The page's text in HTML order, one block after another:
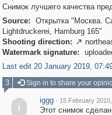
Снимок лучшего качества
Source:
Открытка "Москва.
Lightdruckerei, Hamburg 165"
Shooting direction: 
Watermark signature:
Last edit 20 January 2019,
3
Sign in to share your
i
iggg · 15 February
Этот снимок